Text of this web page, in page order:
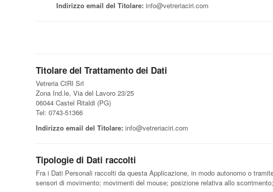
Indirizzo email del Titolare: info@vetreriaciri.com
Titolare del Trattamento dei Dati
Vetreria CIRI Srl
Zona Ind.le, Via del Lavoro 23/25
06044 Castel Ritaldi (PG)
Tel: 0743-51366
Indirizzo email del Titolare: info@vetreriaciri.com
Tipologie di Dati raccolti
Fra i Dati Personali raccolti da questa Applicazione, in modo autonomo o
sensori di movimento; movimenti del mouse; posizione relativa allo